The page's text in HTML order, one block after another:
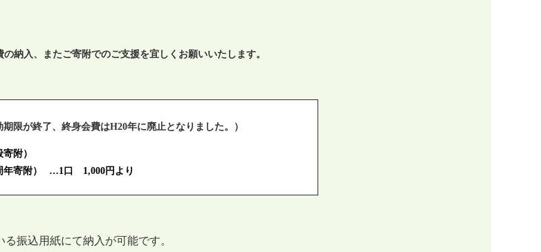
の納入、またご寄附でのご支援を宜しくお願いいたします。
限が終了、終身会費はH20年に廃止となりました。）
附）
寄附） …1口 1,000円より
振込用紙にて納入が可能です。